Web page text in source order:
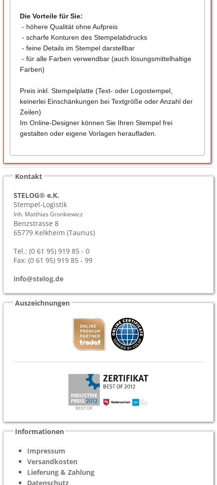
Die Vorteile für Sie:
- höhere Qualität ohne Aufpreis
- scharfe Konturen des Stempelabdrucks
- feine Details im Stempel darstellbar
- für alle Farben verwendbar (auch lösungsmittelhaltige
Farben)
Preis inkl. Stempelplatte (Text- oder Logostempel,
keinerlei Einschänkungen bei Textgröße oder Anzahl der
Zeilen)
Im Online-Designer können Sie Ihren Stempel frei
gestalten oder eigene Vorlagen heraufladen.
Kontakt
STELOG® e.K.
Stempel-Logistik
Inh. Matthias Gronkiewicz
Benzstrasse 8
65779 Kelkheim (Taunus)
Tel.: (0 61 95) 919 85 - 0
Fax: (0 61 95) 919 85 - 99
info@stelog.de
Auszeichnungen
Informationen
Impressum
Versandkosten
Lieferung & Zahlung
Datenschutz